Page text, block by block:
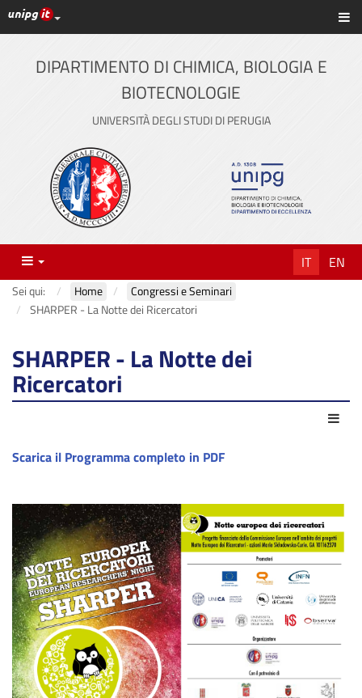
Vai
al
contenuto
principale
Link ai principali servizi web di Ateneo
DIPARTIMENTO DI CHIMICA, BIOLOGIA E
BIOTECNOLOGIE
UNIVERSITÀ DEGLI STUDI DI PERUGIA
Menu IT EN
Sei qui: Home
Congressi e Seminari
SHARPER - La Notte dei Ricercatori
SHARPER - La Notte dei
Ricercatori
Scarica il Programma completo in PDF